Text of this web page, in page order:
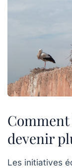
devenir
Les initiatives